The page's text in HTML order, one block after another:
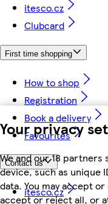
Your privacy
We and our 18
device, such as unique
data. You may accept
accept or reject all, or
itesco.cz
Clubcard
First time shopping
How to shop
Registration
Book a delivery
Favourites
Contact us
itesco.cz